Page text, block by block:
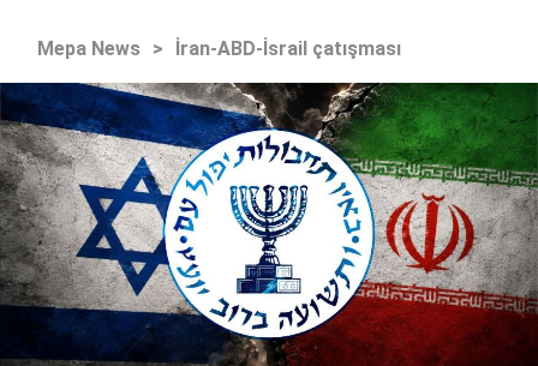
Mepa News > İran-ABD-İsrail çatışması